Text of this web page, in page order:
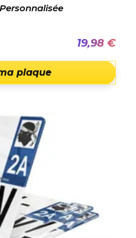
19,98 €
plaque